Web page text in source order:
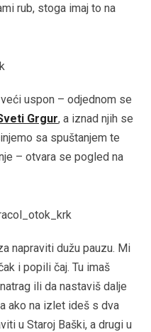
rub, stoga imaj to na
uspon – odjednom se
Grgur, a iznad njih se
sa spuštanjem te
– otvara se pogled na
napraviti dužu pauzu. Mi
i popili čaj. Tu imaš
ili da nastaviš dalje
ako na izlet ideš s dva
u Staroj Baški, a drugi u